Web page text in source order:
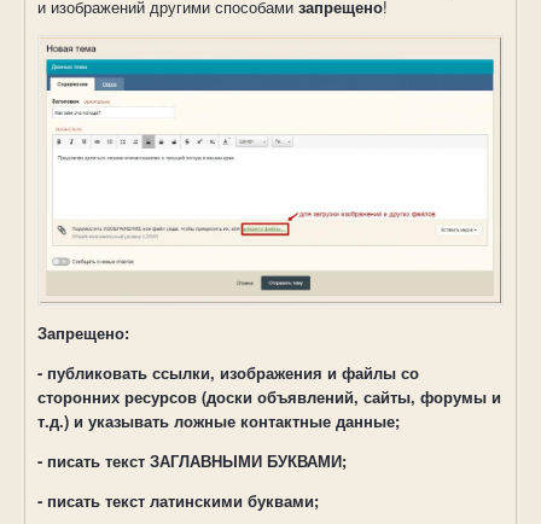
и изображений другими способами запрещено!
Запрещено:
- публиковать ссылки, изображения и файлы со
сторонних ресурсов (доски объявлений, сайты, форумы и
т.д.) и указывать ложные контактные данные;
- писать текст ЗАГЛАВНЫМИ БУКВАМИ;
- писать текст латинскими буквами;